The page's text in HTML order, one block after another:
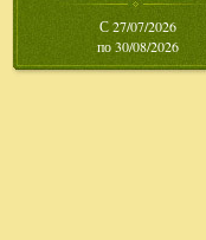
С 27/07/2026
по 30/08/2026